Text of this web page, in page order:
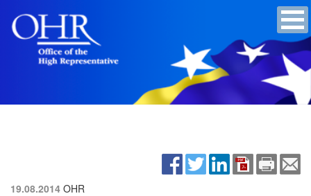
19.08.2014 OHR